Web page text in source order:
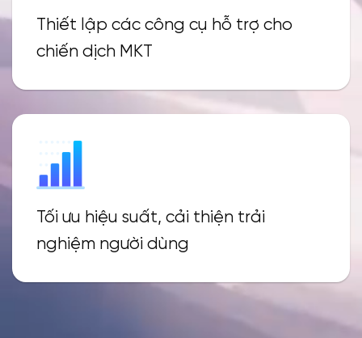
Thiết lập các công cụ hỗ trợ cho
chiến dịch MKT
Tối ưu hiệu suất, cải thiện trải
nghiệm người dùng